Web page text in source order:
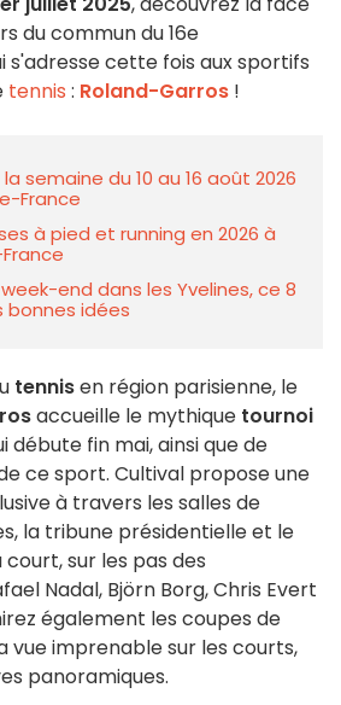
du commun du 16e
s'adresse cette fois aux sportifs
tennis : Roland-Garros !
semaine du 10 au 16 août 2026
France
à pied et running en 2026 à
end dans les Yvelines, ce 8
bonnes idées
tennisen région parisienne, le
accueille le mythique tournoi
débute fin mai, ainsi que de
ce sport. Cultival propose une
à travers les salles de
la tribune présidentielle et le
sur les pas des
Nadal, Björn Borg, Chris Evert
également les coupes de
vue imprenable sur les courts,
panoramiques.